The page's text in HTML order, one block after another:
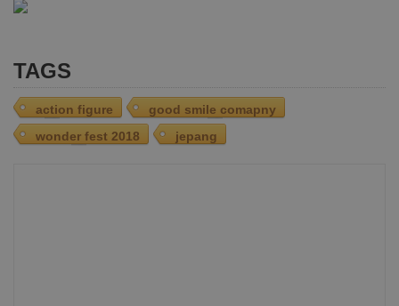
TAGS
action figure
good smile comapny
wonder fest 2018
jepang